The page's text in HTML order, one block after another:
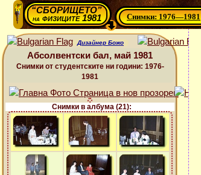
“СБОРИЩЕТО”
нафизиците 1981 Снимки: 1976—1981
Дизайнер Божо
Абсолвентски бал, май 1981
Снимки от студентските ни години: 1976-
1981
Снимки в албума (21):